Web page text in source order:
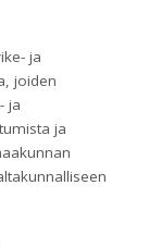
ja
joiden
ja
ja